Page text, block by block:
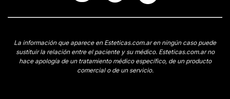
La información que aparece en Esteticas.com.ar en ningún caso puede
sustituir la relación entre el paciente y su médico. Esteticas.com.ar no
hace apología de un tratamiento médico específico, de un producto
comercial o de un servicio.